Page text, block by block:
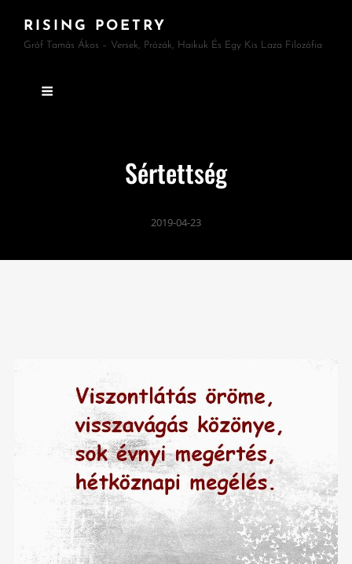
RISING POETRY
Gróf Tamás Ákos – Versek, Prózák, Haikuk És Egy Kis Laza Filozófia
Sértettség
2019-04-23